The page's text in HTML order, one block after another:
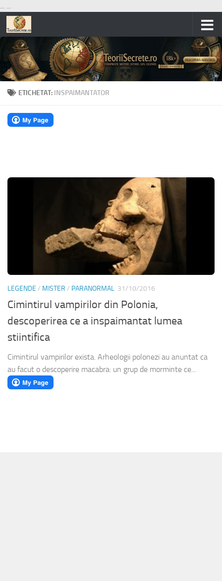
... ...
Skip to content
ETICHETAT: INSPAIMANTATOR
LEGENDE / MISTER / PARANORMAL 31/10/2016
Cimintirul vampirilor din Polonia,
descoperirea ce a inspaimantat lumea
stiintifica
Cimintirul vampirilor exista. Arheologii polonezi au anuntat ca
au facut o descoperire macabra: un grup de morminte ce...